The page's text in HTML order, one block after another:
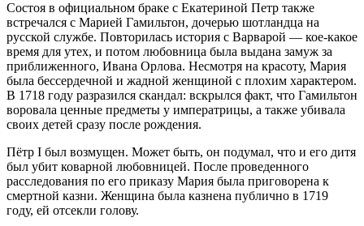
Состоя в официальном браке с Екатериной Петр также
встречался с Марией Гамильтон, дочерью шотландца на
русской службе. Повторилась история с Варварой — кое-какое
время для утех, и потом любовница была выдана замуж за
приближенного, Ивана Орлова. Несмотря на красоту, Мария
была бессердечной и жадной женщиной с плохим характером.
В 1718 году разразился скандал: вскрылся факт, что Гамильтон
воровала ценные предметы у императрицы, а также убивала
своих детей сразу после рождения.
Пётр I был возмущен. Может быть, он подумал, что и его дитя
был убит коварной любовницей. После проведенного
расследования по его приказу Мария была приговорена к
смертной казни. Женщина была казнена публично в 1719
году, ей отсекли голову.